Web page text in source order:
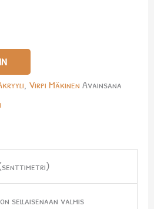
, Virpi Mäkinen Avainsana
sellaisenaan valmis